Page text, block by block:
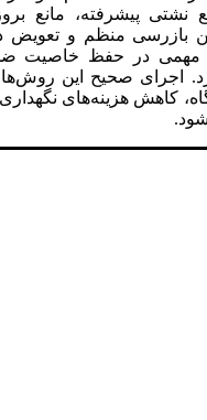
نشتی پیشرفته، مانع
بازرسی منظم و تعویض
مهمی در حفظ خاصیت
اجرای صحیح این
کاهش هزینه‌های نگهداری